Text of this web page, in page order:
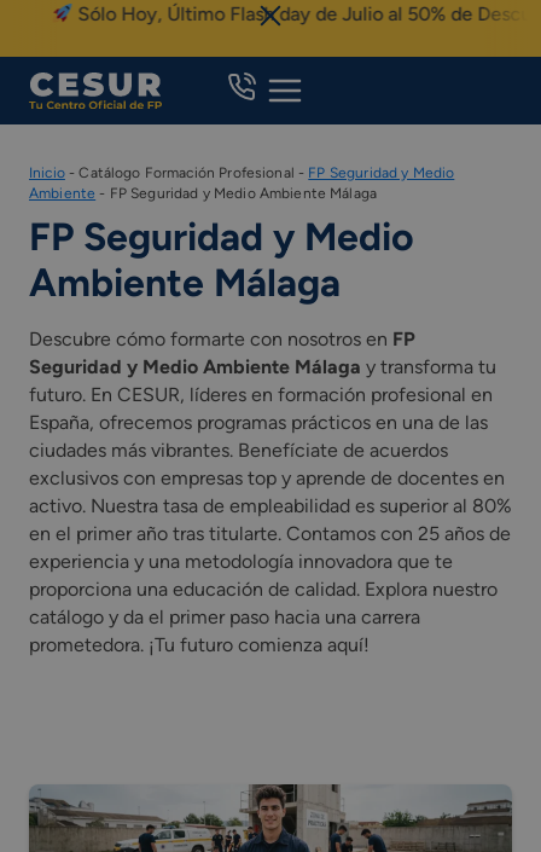
content
Sólo Hoy, Último Flash day de Julio al 50% de
Inicio-Catálogo Formación Profesional - FP Seguridad y Medio
Ambiente - FP Seguridad y Medio Ambiente Málaga
FP Seguridad y Medio
Ambiente Málaga
Descubre cómo formarte con nosotros en FP
Seguridad y Medio Ambiente Málaga y transforma tu
futuro. En CESUR, líderes en formación profesional en
España, ofrecemos programas prácticos en una de las
ciudades más vibrantes. Benefíciate de acuerdos
exclusivos con empresas top y aprende de docentes en
activo. Nuestra tasa de empleabilidad es superior al 80%
en el primer año tras titularte. Contamos con 25 años de
experiencia y una metodología innovadora que te
proporciona una educación de calidad. Explora nuestro
catálogo y da el primer paso hacia una carrera
prometedora. ¡Tu futuro comienza aquí!